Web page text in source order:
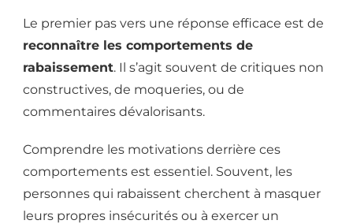
Le premier pas vers une réponse efficace est de
reconnaître les comportements de
rabaissement. Il s’agit souvent de critiques non
constructives, de moqueries, ou de
commentaires dévalorisants.
Comprendre les motivations derrière ces
comportements est essentiel. Souvent, les
personnes qui rabaissent cherchent à masquer
leurs propres insécurités ou à exercer un